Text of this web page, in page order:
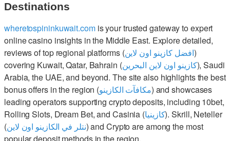
Destinations
wheretospininkuwait.comis your trusted gateway to expert
online casino insights in the Middle East. Explore detailed,
reviews of top regional platforms (افضل كازينو اون لاين)
covering Kuwait, Qatar, Bahrain (كازينو اون لاين البحرين), Saudi
Arabia, the UAE, and beyond. The site also highlights the best
bonus offers in the region (مكافآت الكازينو) and showcases
leading operators supporting crypto deposits, including 10bet,
Rolling Slots, Dream Bet, and Casinia (كازينيا). Skrill, Neteller
(نتلر في الكازينو اون لاين) and Crypto are among the most